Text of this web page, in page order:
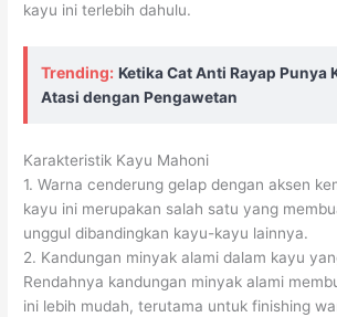
kayu ini terlebih dahulu.
Trending: Ketika Cat Anti Rayap Punya
Atasi dengan Pengawetan
Karakteristik Kayu Mahoni
1. Warna cenderung gelap dengan aksen
kayu ini merupakan salah satu yang
unggul dibandingkan kayu-kayu lainnya.
2. Kandungan minyak alami dalam kayu
Rendahnya kandungan minyak alami
ini lebih mudah, terutama untuk finishing